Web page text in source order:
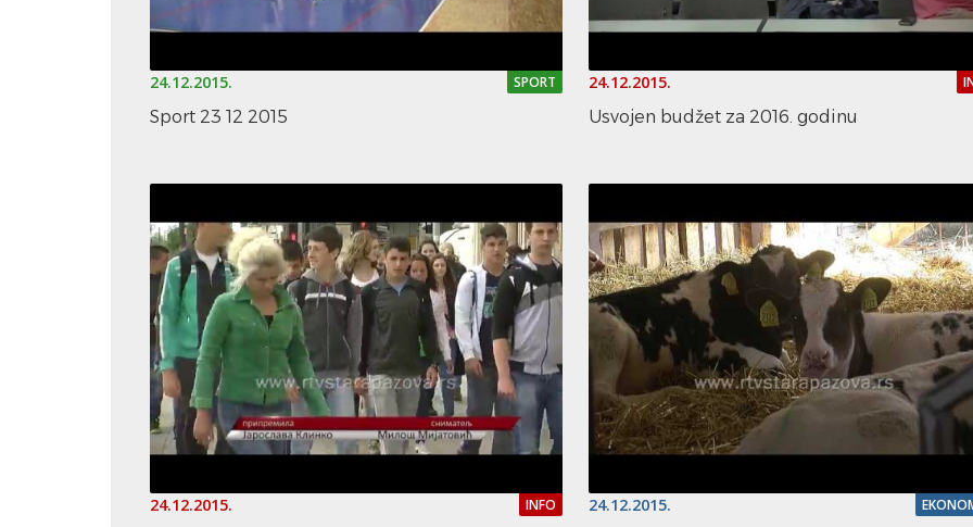
24.12.2015. SPORT
Sport 23 12 2015
24.12.2015.
Usvojen budžet za 2016. godinu
24.12.2015. INFO 24.12.2015.